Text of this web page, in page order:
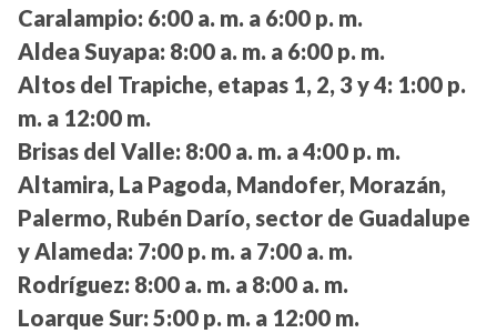
Caralampio: 6:00 a. m. a 6:00 p. m.
Aldea Suyapa: 8:00 a. m. a 6:00 p. m.
Altos del Trapiche, etapas 1, 2, 3 y 4: 1:00 p.
m. a 12:00 m.
Brisas del Valle: 8:00 a. m. a 4:00 p. m.
Altamira, La Pagoda, Mandofer, Morazán,
Palermo, Rubén Darío, sector de Guadalupe
y Alameda: 7:00 p. m. a 7:00 a. m.
Rodríguez: 8:00 a. m. a 8:00 a. m.
Loarque Sur: 5:00 p. m. a 12:00 m.